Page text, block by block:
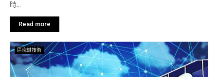
時...
Read more
區塊鏈技術